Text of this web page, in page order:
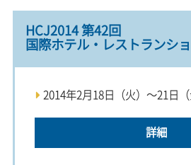
HCJ2014 第42回
国際ホテル・レストランシ
2014年2月18日（火）～21日（
詳細